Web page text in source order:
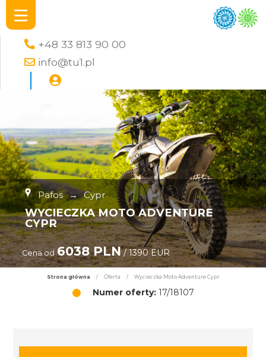
+48 33 813 90 00
info@tu1.pl
Pafos → Cypr
WYCIECZKA MOTO ADVENTURE
CYPR
Cena od 6038 PLN/ 1390 EUR
Strona główna / Oferta / Wycieczka Moto Adventure Cypr
Numer oferty:17/18107